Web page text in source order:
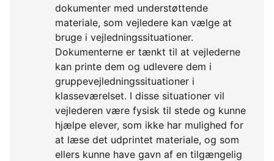
dokumenter med understøttende
materiale, som vejledere kan vælge at
bruge i vejledningssituationer.
Dokumenterne er tænkt til at vejlederne
kan printe dem og udlevere dem i
gruppevejledningssituationer i
klasseværelset. I disse situationer vil
vejlederen være fysisk til stede og kunne
hjælpe elever, som ikke har mulighed for
at læse det udprintet materiale, og som
ellers kunne have gavn af en tilgængelig